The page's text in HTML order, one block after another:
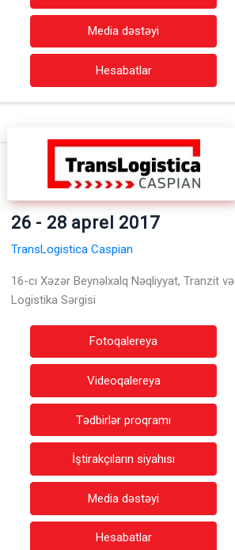
Media dəstəyi
Hesabatlar
26 - 28 aprel 2017
TransLogistica Caspian
16-cı Xəzər Beynəlxalq Nəqliyyat, Tranzit və
Logistika Sərgisi
Fotoqalereya
Videoqalereya
Tədbirlər proqramı
İştirakçıların siyahısı
Media dəstəyi
Hesabatlar